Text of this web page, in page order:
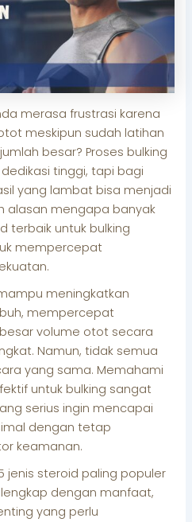
merasa frustrasi karena
meskipun sudah latihan
besar? Proses bulking
tinggi, tapi bagi
yang lambat bisa menjadi
alasan mengapa banyak
terbaik untuk bulking
mempercepat
meningkatkan
mempercepat
volume otot secara
Namun, tidak semua
yang sama. Memahami
untuk bulking sangat
serius ingin mencapai
dengan tetap
keamanan.
jenis steroid paling populer
dengan manfaat,
yang perlu